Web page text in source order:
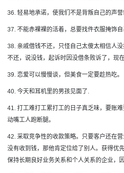
36. 轻易地承诺，使我们不是背叛自己的声誉
37. 不能赤裸裸的活着，总要找件衣服掩饰自
38. 亲戚借钱不还，只怪自己太傻太相信人
不还，说没钱，起诉时因没借条败诉了，现
39. 恋爱可以慢慢谈，但美食一定要趁热吃。
40. 今天和耳机里的男孩见面了.
41. 打工难打工累打工的日子真乏味，要账
动嘴工人跑断腿。
42. 采取竞争性的收款策略。只要客户还在
没有收到钱，那他肯定位给了别人。获得优
保持长期良好业务关系和个人关系的企业，